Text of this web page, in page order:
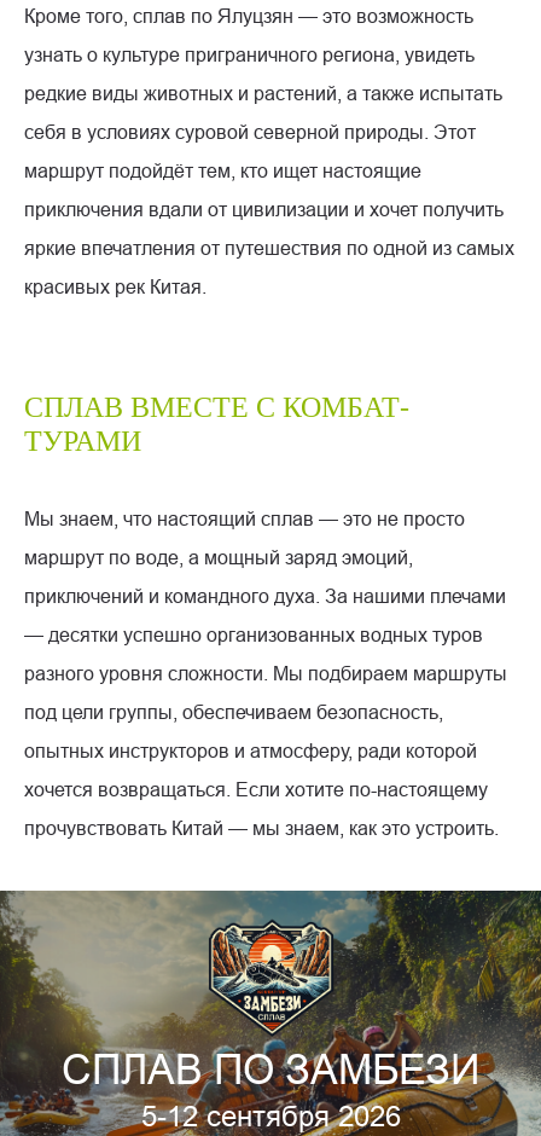
Кроме того, сплав по Ялуцзян — это возможность
узнать о культуре приграничного региона, увидеть
редкие виды животных и растений, а также испытать
себя в условиях суровой северной природы. Этот
маршрут подойдёт тем, кто ищет настоящие
приключения вдали от цивилизации и хочет получить
яркие впечатления от путешествия по одной из самых
красивых рек Китая.
СПЛАВ ВМЕСТЕ С КОМБАТ-
ТУРАМИ
Мы знаем, что настоящий сплав — это не просто
маршрут по воде, а мощный заряд эмоций,
приключений и командного духа. За нашими плечами
— десятки успешно организованных водных туров
разного уровня сложности. Мы подбираем маршруты
под цели группы, обеспечиваем безопасность,
опытных инструкторов и атмосферу, ради которой
хочется возвращаться. Если хотите по-настоящему
прочувствовать Китай — мы знаем, как это устроить.
СПЛАВ ПО ЗАМБЕЗИ
5-12 сентября 2026